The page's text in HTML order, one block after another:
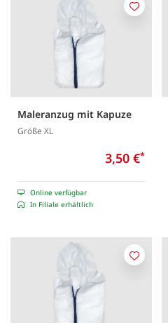
Maleranzug mit Kapuze
Größe XL
3,50 €*
Online verfügbar
In Filiale erhältlich
Merken
Merken